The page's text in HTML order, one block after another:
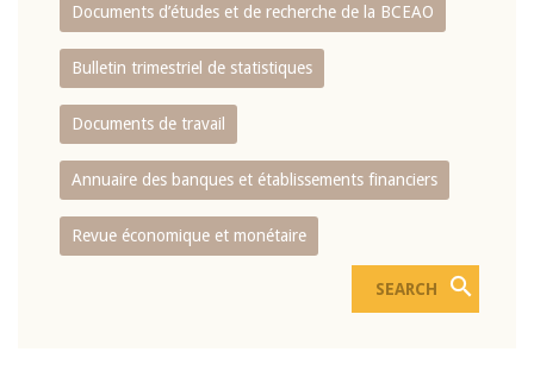
Documents d’études et de recherche de la BCEAO
Bulletin trimestriel de statistiques
Documents de travail
Annuaire des banques et établissements financiers
Revue économique et monétaire